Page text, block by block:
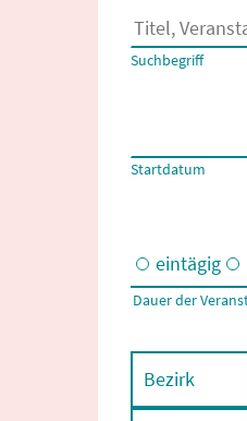
Es erscheinen
Suchbegriff
Startdatum
Eintägige und/
eintägig
Dauer der
Bezirk